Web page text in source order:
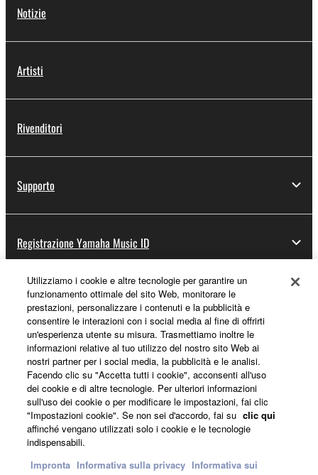
Notizie
Artisti
Rivenditori
Supporto
Registrazione Yamaha Music ID
Informazioni su Yamaha
Italia - Italian
Affari
Utilizziamo i cookie e altre tecnologie per garantire un
funzionamento ottimale del sito Web, monitorare le
prestazioni, personalizzare i contenuti e la pubblicità e
consentire le interazioni con i social media al fine di offrirti
un'esperienza utente su misura. Trasmettiamo inoltre le
informazioni relative al tuo utilizzo del nostro sito Web ai
nostri partner per i social media, la pubblicità e le analisi.
Facendo clic su "Accetta tutti i cookie", acconsenti all'uso
dei cookie e di altre tecnologie. Per ulteriori informazioni
sull'uso dei cookie o per modificare le impostazioni, fai clic
"Impostazioni cookie". Se non sei d'accordo, fai su clic qui
affinché vengano utilizzati solo i cookie e le tecnologie
indispensabili.
Impronta Informativa sulla privacy Informativa sui